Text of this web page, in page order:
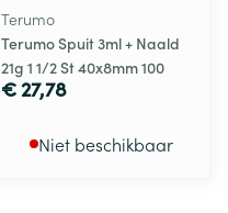
Terumo
Terumo Spuit 3ml + Naald
21g 1 1/2 St 40x8mm 100
€ 27,78
Niet beschikbaar